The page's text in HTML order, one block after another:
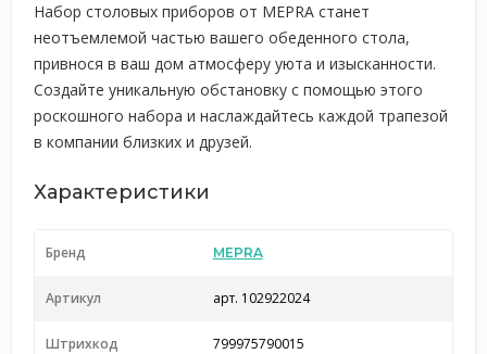
Набор столовых приборов от MEPRA станет
неотъемлемой частью вашего обеденного стола,
привнося в ваш дом атмосферу уюта и изысканности.
Создайте уникальную обстановку с помощью этого
роскошного набора и наслаждайтесь каждой трапезой
в компании близких и друзей.
Характеристики
Бренд MEPRA
Артикул арт. 102922024
Штрихкод 799975790015